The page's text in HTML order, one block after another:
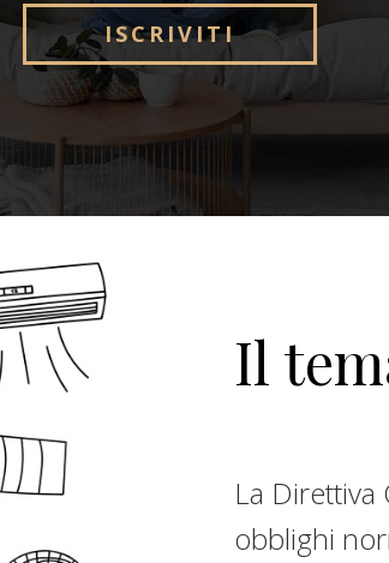
ISCRIVITI
Il
La Direttiva
obblighi